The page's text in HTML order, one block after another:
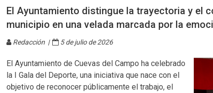
El Ayuntamiento distingue la trayectoria y el
municipio en una velada marcada por la
Redacción | 5 de julio de 2026
El Ayuntamiento de Cuevas del Campo ha celebrado
la I Gala del Deporte, una iniciativa que nace con el
objetivo de reconocer públicamente el trabajo, el